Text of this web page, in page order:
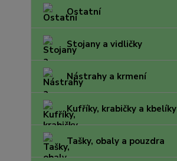
Ostatní
Stojany a vidličky
Nástrahy a krmení
Kufříky, krabičky a kbelíky
Tašky, obaly a pouzdra